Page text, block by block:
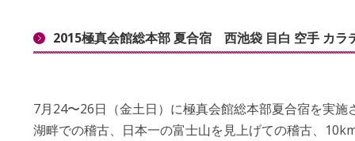
2015極真会館総本部 夏合宿 西池袋 目白 空手 カラ
7月24〜26日（金土日）に極真会館総本部夏合宿を実施
湖畔での稽古、日本一の富士山を見上げての稽古、